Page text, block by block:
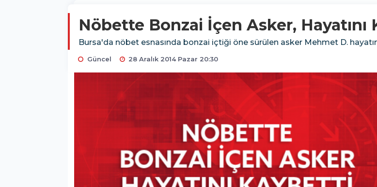
Nöbette Bonzai İçen Asker, Hayatını
Bursa'da nöbet esnasında bonzai içtiği öne sürülen asker Mehmet D.
Güncel 28 Aralık 2014 Pazar 20:30